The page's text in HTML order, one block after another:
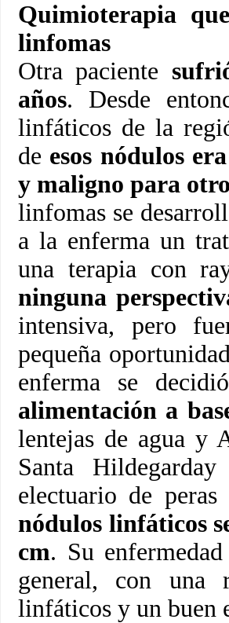
Quimioterapia
linfomas
Otra paciente
años. Desde
linfáticos de la
de esos nódulos
y maligno para
linfomas se
a la enferma un
una terapia con
ninguna
intensiva, pero
pequeña
enferma se
alimentación a
lentejas de agua y
Santa
electuario de
nódulos linfáticos
cm. Su
general, con una
linfáticos y un buen